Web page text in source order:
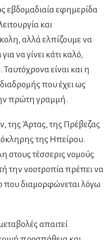
εβδομαδιαία εφημερίδα
και
αλλά ελπίζουμε να
να γίνει κάτι καλό,
είναι και η
που έχει ως
πρώτη γραμμή.
της Άρτας, της Πρέβεζας
της Ηπείρου.
στους τέσσερις νομούς
την νοοτροπία πρέπει να
που διαμορφώνεται λόγω
απαιτεί